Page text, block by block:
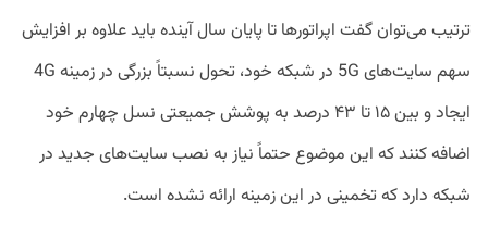
ترتیب می‌توان گفت اپراتورها تا پایان سال آینده باید علاوه بر افزایش
سهم سایت‌های 5G در شبکه خود، تحول نسبتاً بزرگی در زمینه 4G
ایجاد و بین ۱۵ تا ۴۳ درصد به پوشش جمیعتی نسل چهارم خود
اضافه کنند که این موضوع حتماً نیاز به نصب سایت‌های جدید در
شبکه دارد که تخمینی در این زمینه ارائه نشده است.